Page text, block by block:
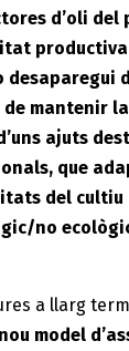
d’oli del
productiva
desaparegui
de mantenir
ajuts
que
del cultiu
no
a llarg
model